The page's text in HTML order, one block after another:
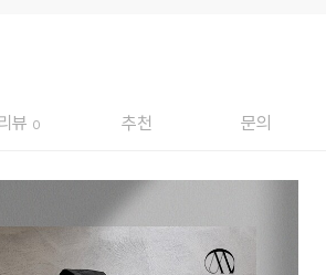
리뷰 0 추천 문의